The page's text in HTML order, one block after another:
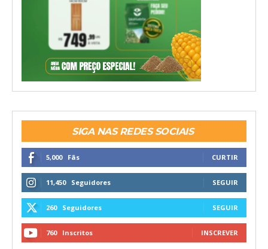
SIGA NAS REDES SOCIAIS
5,000 Fãs CURTIR
11,450 Seguidores SEGUIR
260 Seguidores SEGUIR
760 Inscritos INSCREVER